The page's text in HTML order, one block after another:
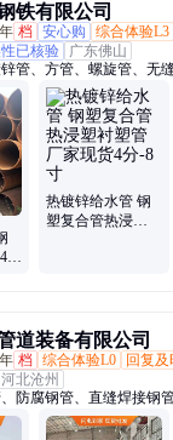
铁有限公司
档 安心购 综合体验L3
已核验
广东佛山
管、方管、螺旋管、无
衬塑管、无缝管、角钢、
热镀锌给水管 钢
塑复合管热浸塑
道装备有限公司
档 综合体验L0 回复及
河北沧州
防腐钢管、直缝焊接钢
汽保温钢管、大口径直缝